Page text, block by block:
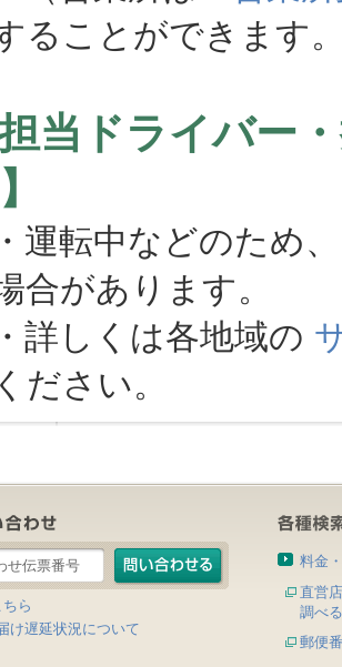
ることができます
担当ドライバー
運転中などのため
合があります。
詳しくは各地域の
ください。
ら
け遅延状況について
料金
直営
調べる
郵便